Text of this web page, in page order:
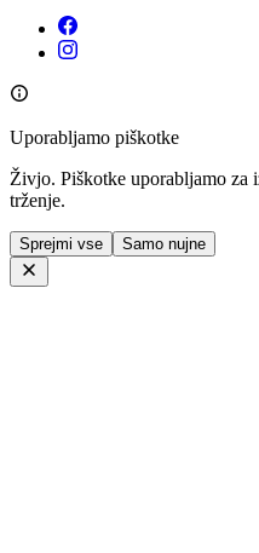
Uporabljamo piškotke
Živjo. Piškotke uporabljamo za
trženje.
Sprejmi vse Samo nujne